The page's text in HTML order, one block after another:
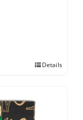
Details